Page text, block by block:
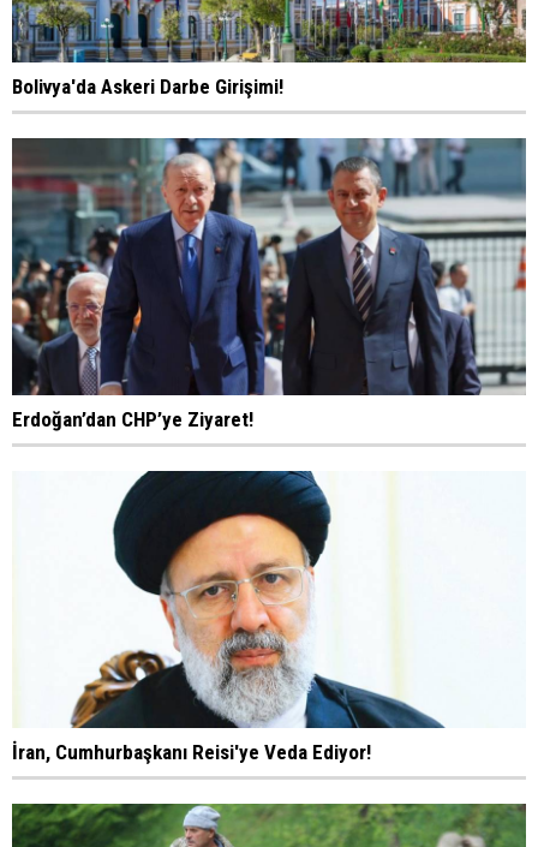
Bolivya'da Askeri Darbe Girişimi!
Erdoğan’dan CHP’ye Ziyaret!
İran, Cumhurbaşkanı Reisi'ye Veda Ediyor!